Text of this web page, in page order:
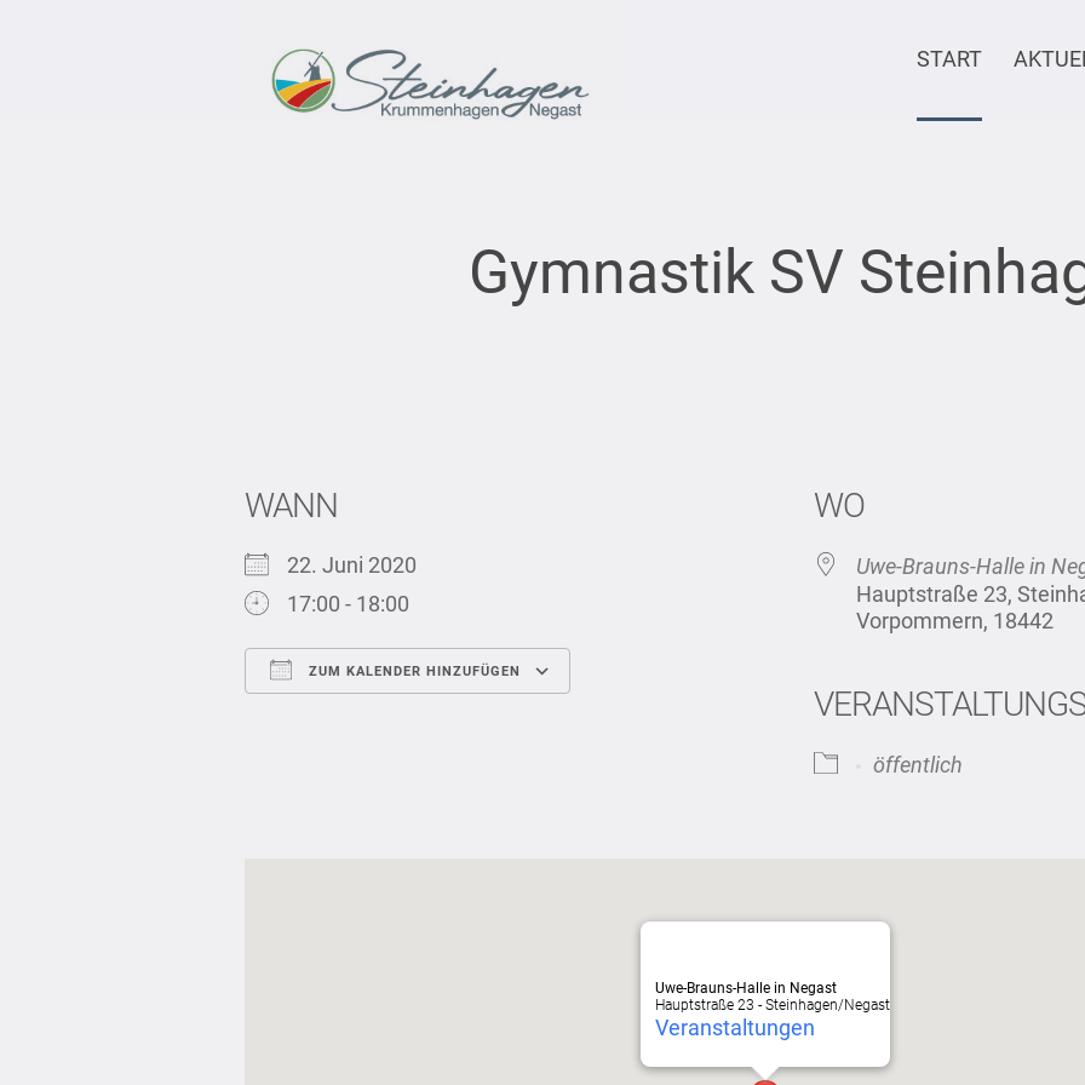
START
Gymnastik SV
WANN
22. Juni 2020
17:00 - 18:00
ZUM KALENDER HINZUFÜGEN
iCalendar
WO
Uwe-Brauns-Halle in
Hauptstraße 23,
Vorpommern, 18442
öffentlich
Uwe-Brauns-Halle in Negast
Hauptstraße 23 - Steinhagen/Negast
Veranstaltungen